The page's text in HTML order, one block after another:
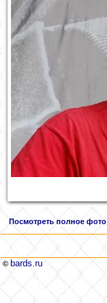
Посмотреть полное фото
© bards.ru